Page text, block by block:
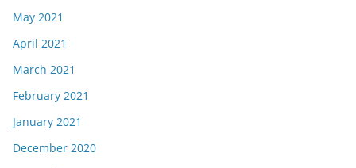
May 2021
April 2021
March 2021
February 2021
January 2021
December 2020